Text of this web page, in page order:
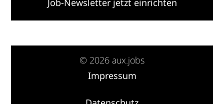
© 2026 aux.jobs
Impressum